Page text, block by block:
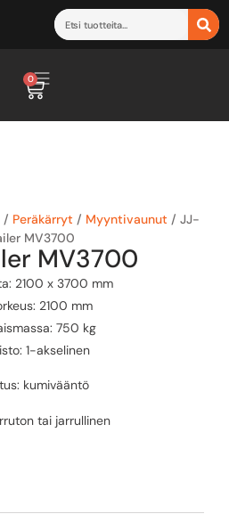
0
/ Peräkärryt / Myyntivaunut / JJ-
MV3700
MV3700
2100 x 3700 mm
2100 mm
750 kg
1-akselinen
kumivääntö
tai jarrullinen